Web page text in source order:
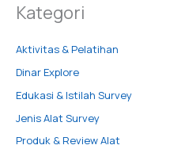
Kategori
Aktivitas & Pelatihan
Dinar Explore
Edukasi & Istilah Survey
Jenis Alat Survey
Produk & Review Alat